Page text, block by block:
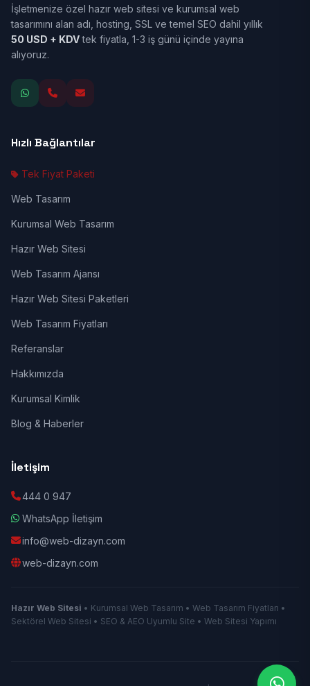
İşletmenize özel hazır web sitesi ve kurumsal web
tasarımını alan adı, hosting, SSL ve temel SEO dahil yıllık
50 USD + KDVtek fiyatla, 1-3 iş günü içinde yayına
alıyoruz.
Hızlı Bağlantılar
Tek Fiyat Paketi
Web Tasarım
Kurumsal Web Tasarım
Hazır Web Sitesi
Web Tasarım Ajansı
Hazır Web Sitesi Paketleri
Web Tasarım Fiyatları
Referanslar
Hakkımızda
Kurumsal Kimlik
Blog & Haberler
İletişim
444 0 947
WhatsApp İletişim
info@web-dizayn.com
web-dizayn.com
Hazır Web Sitesi • Kurumsal Web Tasarım • Web Tasarım Fiyatları •
Sektörel Web Sitesi • SEO & AEO Uyumlu Site • Web Sitesi Yapımı